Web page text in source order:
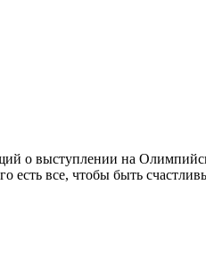
о выступлении на
есть все, чтобы быть